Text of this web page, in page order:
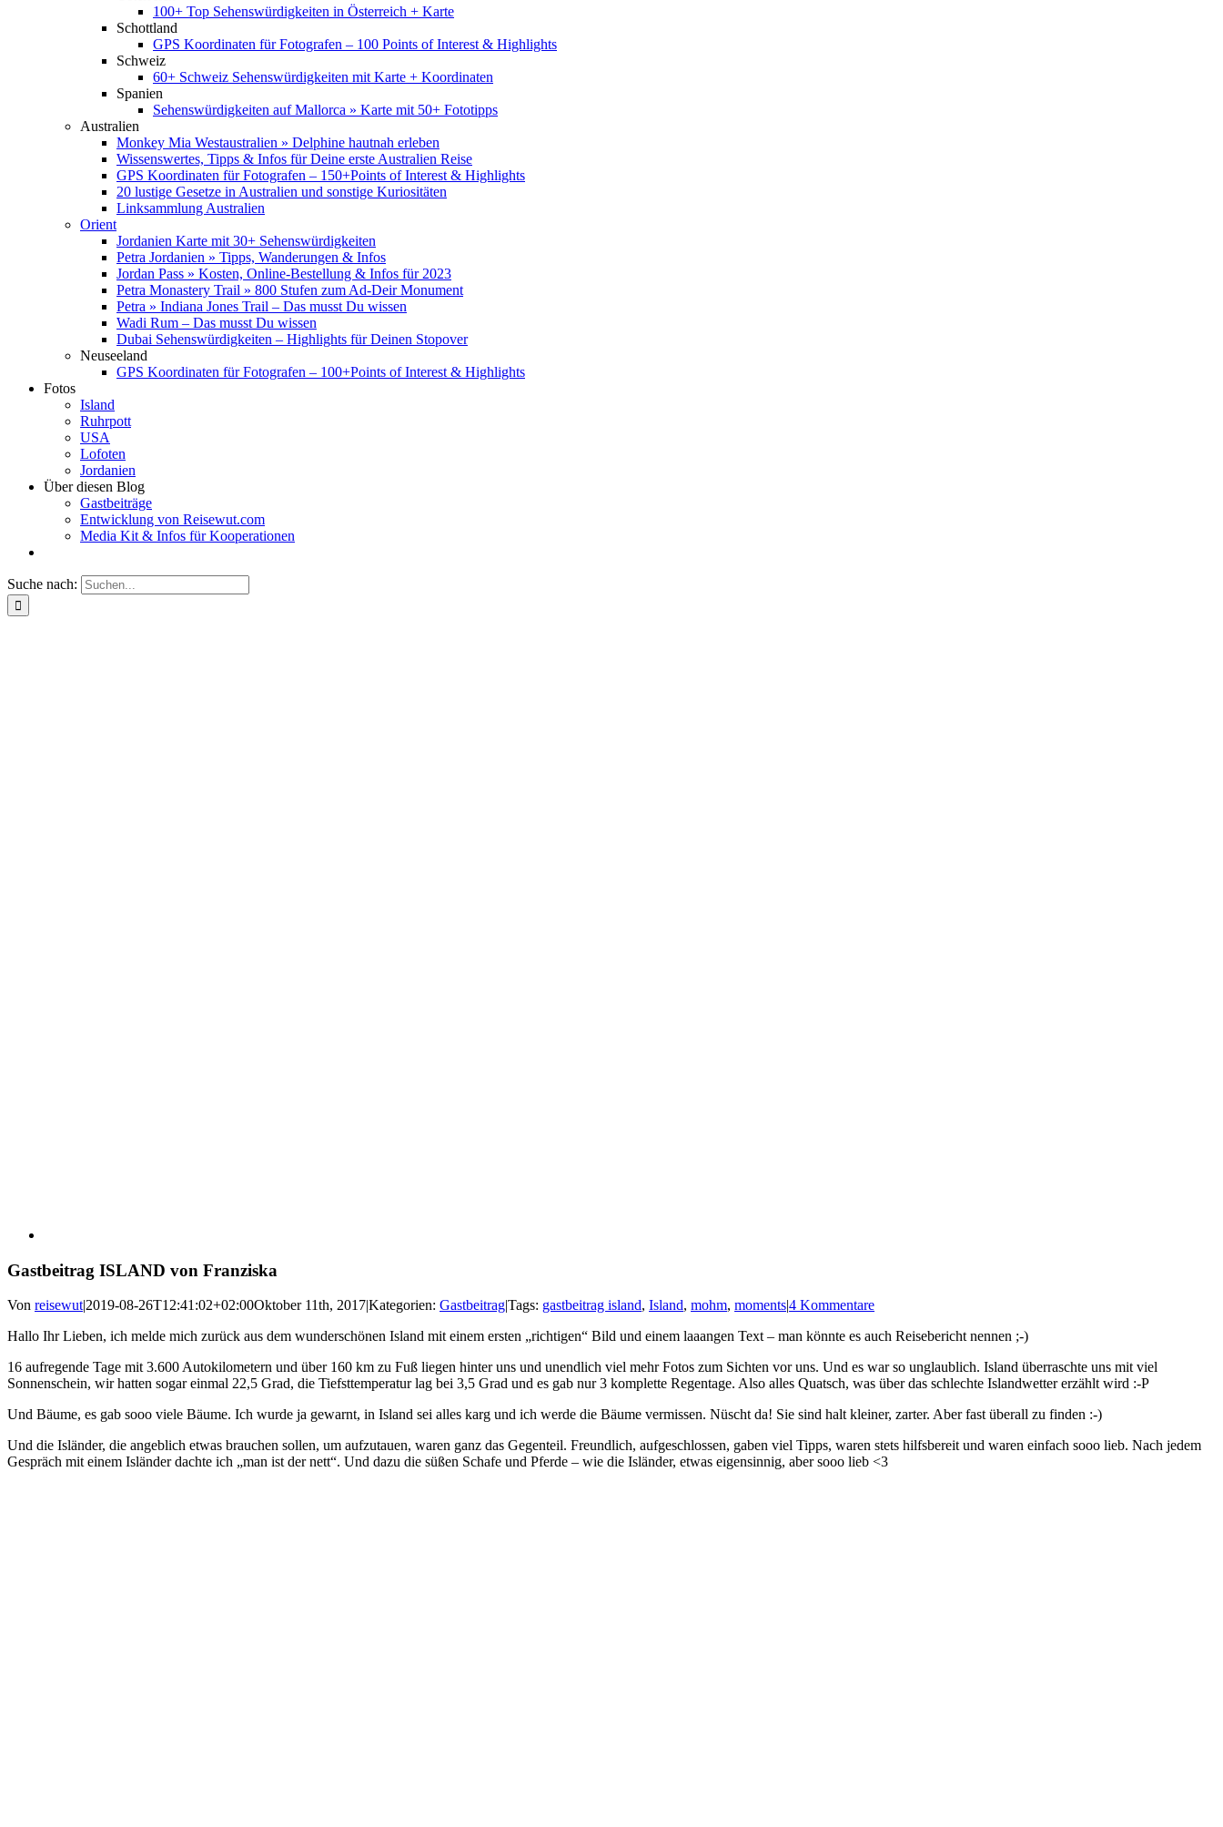
100+ Top Sehenswürdigkeiten in Österreich + Karte
Schottland
GPS Koordinaten für Fotografen – 100 Points of Interest & Highlights
Schweiz
60+ Schweiz Sehenswürdigkeiten mit Karte + Koordinaten
Spanien
Sehenswürdigkeiten auf Mallorca » Karte mit 50+ Fototipps
Australien
Monkey Mia Westaustralien » Delphine hautnah erleben
Wissenswertes, Tipps & Infos für Deine erste Australien Reise
GPS Koordinaten für Fotografen – 150+Points of Interest & Highlights
20 lustige Gesetze in Australien und sonstige Kuriositäten
Linksammlung Australien
Orient
Jordanien Karte mit 30+ Sehenswürdigkeiten
Petra Jordanien » Tipps, Wanderungen & Infos
Jordan Pass » Kosten, Online-Bestellung & Infos für 2023
Petra Monastery Trail » 800 Stufen zum Ad-Deir Monument
Petra » Indiana Jones Trail – Das musst Du wissen
Wadi Rum – Das musst Du wissen
Dubai Sehenswürdigkeiten – Highlights für Deinen Stopover
Neuseeland
GPS Koordinaten für Fotografen – 100+Points of Interest & Highlights
Fotos
Island
Ruhrpott
USA
Lofoten
Jordanien
Über diesen Blog
Gastbeiträge
Entwicklung von Reisewut.com
Media Kit & Infos für Kooperationen
Suche nach:
Gastbeitrag ISLAND von Franziska
Von reisewut|2019-08-26T12:41:02+02:00Oktober 11th, 2017|Kategorien: Gastbeitrag|Tags: gastbeitrag island, Island, mohm, moments|4 Kommentare
Hallo Ihr Lieben, ich melde mich zurück aus dem wunderschönen Island mit einem ersten „richtigen“ Bild und einem laaangen Text – man könnte es auch Reisebericht nennen ;-)
16 aufregende Tage mit 3.600 Autokilometern und über 160 km zu Fuß liegen hinter uns und unendlich viel mehr Fotos zum Sichten vor uns. Und es war so unglaublich. Island überraschte uns mit viel
Sonnenschein, wir hatten sogar einmal 22,5 Grad, die Tiefsttemperatur lag bei 3,5 Grad und es gab nur 3 komplette Regentage. Also alles Quatsch, was über das schlechte Islandwetter erzählt wird :-P
Und Bäume, es gab sooo viele Bäume. Ich wurde ja gewarnt, in Island sei alles karg und ich werde die Bäume vermissen. Nüscht da! Sie sind halt kleiner, zarter. Aber fast überall zu finden :-)
Und die Isländer, die angeblich etwas brauchen sollen, um aufzutauen, waren ganz das Gegenteil. Freundlich, aufgeschlossen, gaben viel Tipps, waren stets hilfsbereit und waren einfach sooo lieb. Nach jedem
Gespräch mit einem Isländer dachte ich „man ist der nett“. Und dazu die süßen Schafe und Pferde – wie die Isländer, etwas eigensinnig, aber sooo lieb <3